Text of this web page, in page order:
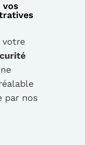
vos
votre
par nos